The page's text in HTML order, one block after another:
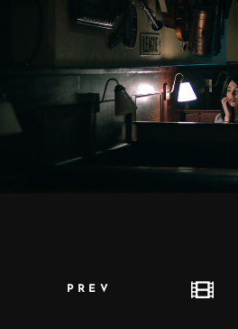
PREV